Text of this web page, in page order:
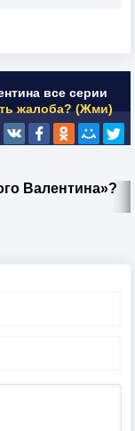
все серии
жалоба? (Жми)
Валентина»?